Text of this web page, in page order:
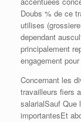
Doubs % de ce
utilises
dependant
principalement
engagement
Concernant les
travailleurs fiers
salarialSauf Que
importantesEt